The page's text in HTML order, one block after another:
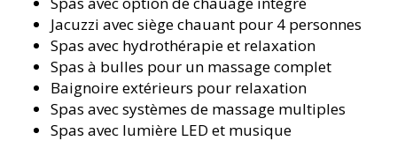
Jacuzzi avec siège chauffant pour 4 personnes
Spas avec hydrothérapie et relaxation
Spas à bulles pour un massage complet
Baignoire extérieurs pour relaxation
Spas avec systèmes de massage multiples
Spas avec lumière LED et musique